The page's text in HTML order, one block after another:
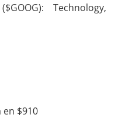
($GOOG): Technology,
$910